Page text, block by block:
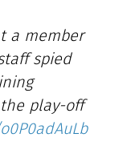
a member
spied
play-off